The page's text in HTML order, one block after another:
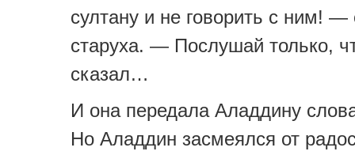
султану и не говорить с ним! —
старуха. — Послушай только,
сказал…
И она передала Аладдину
Но Аладдин засмеялся от